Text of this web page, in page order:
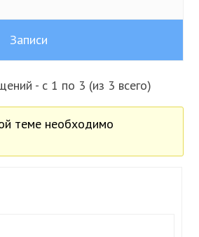
Записи
- с 1 по 3 (из 3 всего)
теме необходимо